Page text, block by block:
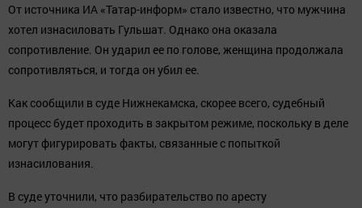
От источника ИА «Татар-информ» стало известно, что мужчина
хотел изнасиловать Гульшат. Однако она оказала
сопротивление. Он ударил ее по голове, женщина продолжала
сопротивляться, и тогда он убил ее.
Как сообщили в суде Нижнекамска, скорее всего, судебный
процесс будет проходить в закрытом режиме, поскольку в деле
могут фигурировать факты, связанные с попыткой
изнасилования.
В суде уточнили, что разбирательство по аресту